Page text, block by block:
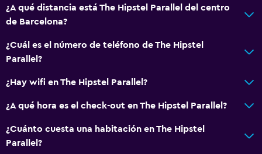
Casilleros
Cortina
Espacio de almacenamiento
Caja fuerte
¿A qué distancia está The Hipstel Parallel del centro
de Barcelona?
¿Cuál es el número de teléfono de The Hipstel
Parallel?
¿Hay wifi en The Hipstel Parallel?
¿A qué hora es el check-out en The Hipstel Parallel?
¿Cuánto cuesta una habitación en The Hipstel
Parallel?